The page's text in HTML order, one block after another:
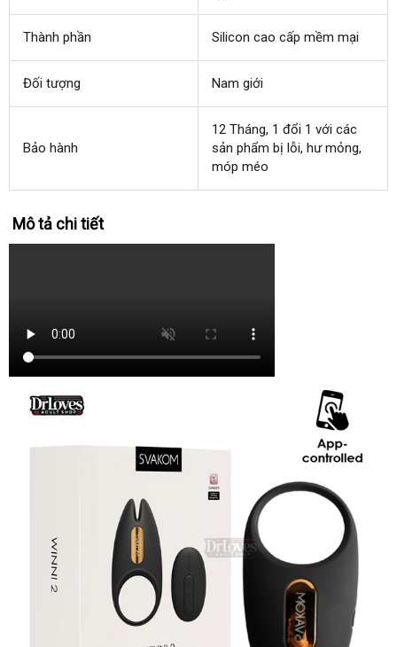
Thành phần Silicon cao cấp mềm mại
Đối tượng Nam giới
Bảo hành
12 Thángkiểm
tra
, 1 đổi 1 giảm
giá
với tự
động
các
sản phẩm bị lỗinhận
, hư mỏnggiảm
,
móp méo
Mô tả chi tiết